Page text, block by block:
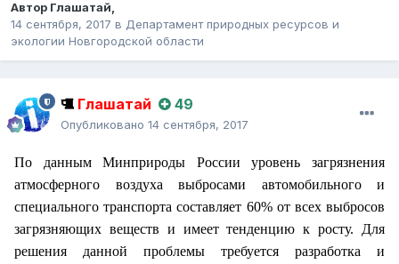
Автор Глашатай,
14 сентября, 2017 в Департамент природных ресурсов и
экологии Новгородской области
Глашатай 49
Опубликовано 14 сентября, 2017
По данным Минприроды России уровень загрязнения
атмосферного воздуха выбросами автомобильного и
специального транспорта составляет 60% от всех выбросов
загрязняющих веществ и имеет тенденцию к росту. Для
решения данной проблемы требуется разработка и